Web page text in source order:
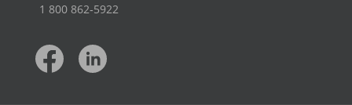
1 800 862‑5922